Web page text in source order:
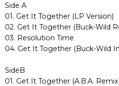
Side A
01. Get It Together (LP Version)
02. Get It Together (Buck-Wild
03. Resolution Time
04. Get It Together (Buck-Wild
SideB
01. Get It Together (A.B.A.